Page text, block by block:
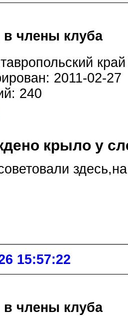
в члены клуба
край
2011-02-27
240
крыло у
15:57:22
в члены клуба